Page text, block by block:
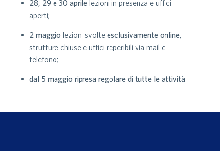
28, 29 e 30 aprile lezioni in presenza e uffici
aperti;
2 maggio lezioni svolte esclusivamente online,
strutture chiuse e uffici reperibili via mail e
telefono;
dal 5 maggio ripresa regolare di tutte le attività